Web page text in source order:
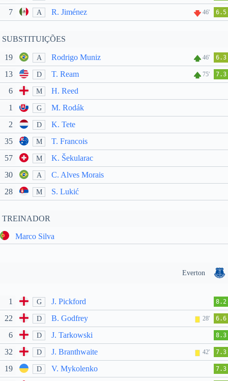
7 A R. Jiménez 46' 6.5
SUBSTITUIÇÕES
19 A Rodrigo Muniz 46' 6.3
13 D T. Ream 75' 7.3
6 M
H. Reed
1
G
M. Rodák
2
D
K. Tete
35
M
T. Francois
57
M
K. Šekularac
30
A
C. Alves Morais
28
M S. Lukić
TREINADOR
Marco Silva
Everton
1 G J. Pickford 8.2
22 D B. Godfrey 28' 6.6
6 D J. Tarkowski 8.3
32 D J. Branthwaite 42' 7.3
19 D V. Mykolenko 7.3